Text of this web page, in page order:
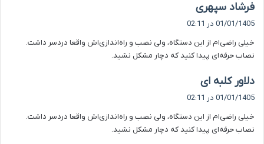
فرشاد سپهری
ف
:
01/01/1405 در 02:11
خیلی راضی‌ام از این دستگاه، ولی نصب و راه‌اندازی‌اش واقعا دردسر داشت.
نصاب حرفه‌ای پیدا کنید که دچار مشکل نشید.
دلاور کلبه ای
ف
:
01/01/1405 در 02:11
خیلی راضی‌ام از این دستگاه، ولی نصب و راه‌اندازی‌اش واقعا دردسر داشت.
نصاب حرفه‌ای پیدا کنید که دچار مشکل نشید.